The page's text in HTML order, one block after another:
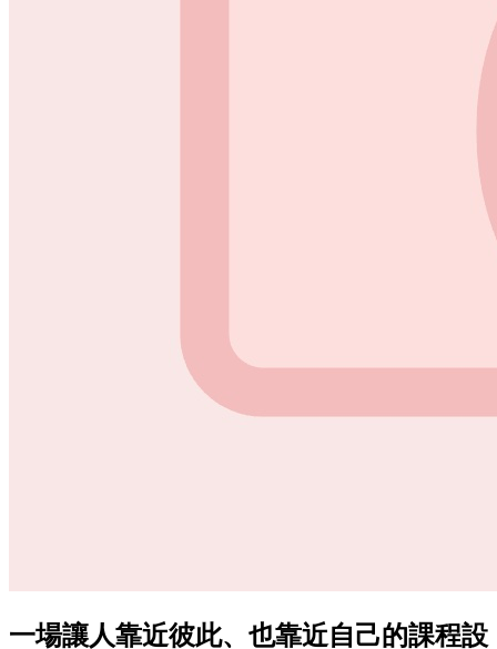
一場讓人靠近彼此、也靠近自己的課程設